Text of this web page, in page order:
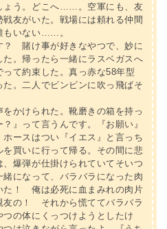
ょう。どこへ……。空軍にも、友
友がいた。戦場には頼れる仲間
もいない……。
？ 賭け事が好きなやつで、妙に
。帰ったら一緒にラスベガスへ
て約束した。真っ赤な58年型
。二人でビンビンに吹っ飛ばそ
かけられた。靴磨きの箱を持っ
』って言うんです。『お願い』
ースはつい『イエス』と言っち
を買いに行って帰る。その間に悲
爆弾が仕掛けられていてそいつ
になって、バラバラになった肉
！ 俺は必死に血まみれの肉片
の！ それから慌ててバラバラ
の体にくっつけようとしたけ